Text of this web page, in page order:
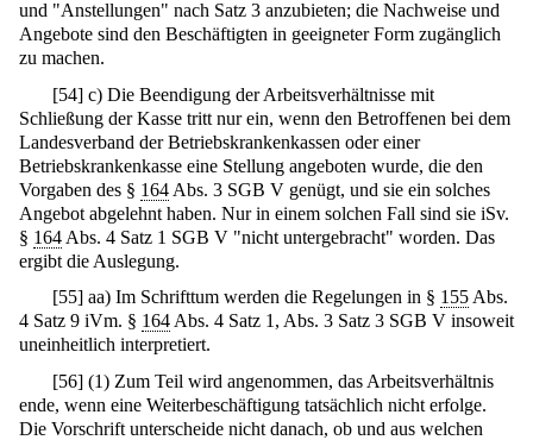
und "Anstellungen" nach Satz 3 anzubieten; die Nachweise und
Angebote sind den Beschäftigten in geeigneter Form zugänglich
zu machen.
[54] c) Die Beendigung der Arbeitsverhältnisse mit
Schließung der Kasse tritt nur ein, wenn den Betroffenen bei dem
Landesverband der Betriebskrankenkassen oder einer
Betriebskrankenkasse eine Stellung angeboten wurde, die den
Vorgaben des § 164 Abs. 3 SGB V genügt, und sie ein solches
Angebot abgelehnt haben. Nur in einem solchen Fall sind sie iSv.
§ 164 Abs. 4 Satz 1 SGB V "nicht untergebracht" worden. Das
ergibt die Auslegung.
[55] aa) Im Schrifttum werden die Regelungen in § 155 Abs.
4 Satz 9 iVm. § 164 Abs. 4 Satz 1, Abs. 3 Satz 3 SGB V insoweit
uneinheitlich interpretiert.
[56] (1) Zum Teil wird angenommen, das Arbeitsverhältnis
ende, wenn eine Weiterbeschäftigung tatsächlich nicht erfolge.
Die Vorschrift unterscheide nicht danach, ob und aus welchen